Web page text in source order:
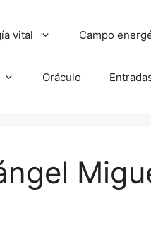
vital Campo
Oráculo